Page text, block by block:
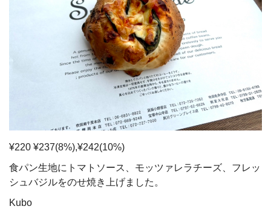
¥220 ¥237(8%),¥242(10%)
食パン生地にトマトソース、モッツァレラチーズ、フレッ
シュバジルをのせ焼き上げました。
Kubo